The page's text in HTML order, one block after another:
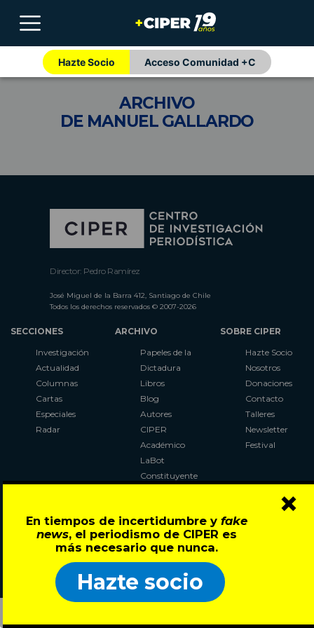
En tiempos de incertidumbre y fake
news, el periodismo de CIPER es
más necesario que nunca.
Hazte socio
×
Hazte Socio Acceso Comunidad +C
ARCHIVO
DE MANUEL GALLARDO
Director: Pedro Ramírez
José Miguel de la Barra 412, Santiago de Chile
Todos los derechos reservados © 2007-2026
SECCIONES
Investigación
Actualidad
Columnas
Cartas
Especiales
Radar
ARCHIVO
Papeles de la
Dictadura
Libros
Blog
Autores
CIPER
Académico
LaBot
Constituyente
SOBRE CIPER
Hazte Socio
Nosotros
Donaciones
Contacto
Talleres
Newsletter
Festival
Síguenos en: